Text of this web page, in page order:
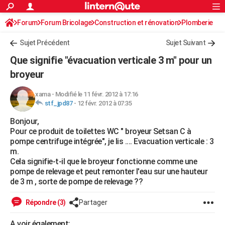
ACTUALITÉS
Politique
Société
Faits Divers
Education
Monde
Villes
+
Programme TV
TNTStreaming
Cinéma
Sorties cinéma
Musique
+FINANCE
Retraite
Impôts
Epargne
Immobilier
Risques naturels par ville
Banque
Assurance
Crédit
AUTO
Essais
Réserver un essai
Citadines
Berlines
SUV
Forum auto
HIGH-TECH
Mobiles
Meilleur smartphone
Internet
Ordinateurs
Jeux vidéo
Guide high-tech
BRICOLAGE
Forum
Aménagement intérieur
Extérieur
Cuisine
Salle de bains
Jardinage
Rangement
WEEK-END
Guides de France
Escapades
Patrimoine
Expositions
Musées
Week-end nature
LIFESTYLE
SANTE
Rechercher
S'inscrire
Connexion
Forum Forum Bricolage Construction et rénovation Plomberie
Sujet Précédent Sujet Suivant
Que signifie "évacuation verticale 3 m" pour un
broyeur
xama- Modifié le 11 févr. 2012 à 17:16
stf_jpd87- 12 févr. 2012 à 07:35
Bonjour,
Pour ce produit de toilettes WC " broyeur Setsan C à
pompe centrifuge intégrée", je lis .... Evacuation verticale : 3
m.
Cela signifie-t-il que le broyeur fonctionne comme une
pompe de relevage et peut remonter l'eau sur une hauteur
de 3 m , sorte de pompe de relevage ??
Répondre (3) Partager